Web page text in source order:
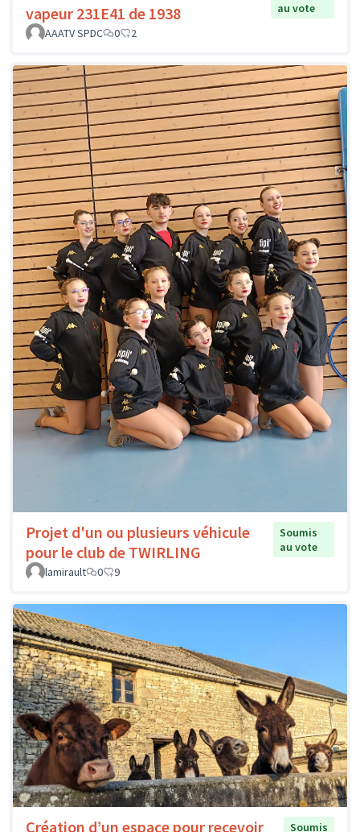
vapeur 231E41 de 1938
au vote
AAATV SPDC
0 2
Projet d'un ou plusieurs véhicule
pour le club de TWIRLING
Soumis
au vote
lamirault
0 9
Création d’un espace pour recevoir
Soumis